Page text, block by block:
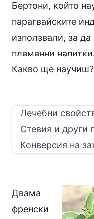
Бертони, който
парагвайските
използвали, за
племенни напитки.
Какво ще научиш?
Лечебни
Стевия и други
Конверсия на
Двама
френски